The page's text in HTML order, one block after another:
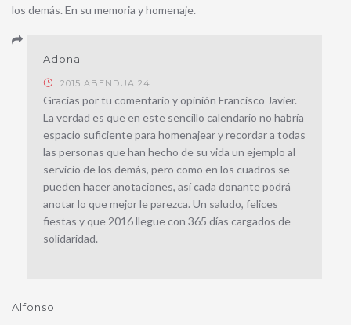
los demás. En su memoria y homenaje.
Adona
2015 ABENDUA 24
Gracias por tu comentario y opinión Francisco Javier.
La verdad es que en este sencillo calendario no habría
espacio suficiente para homenajear y recordar a todas
las personas que han hecho de su vida un ejemplo al
servicio de los demás, pero como en los cuadros se
pueden hacer anotaciones, así cada donante podrá
anotar lo que mejor le parezca. Un saludo, felices
fiestas y que 2016 llegue con 365 días cargados de
solidaridad.
Alfonso